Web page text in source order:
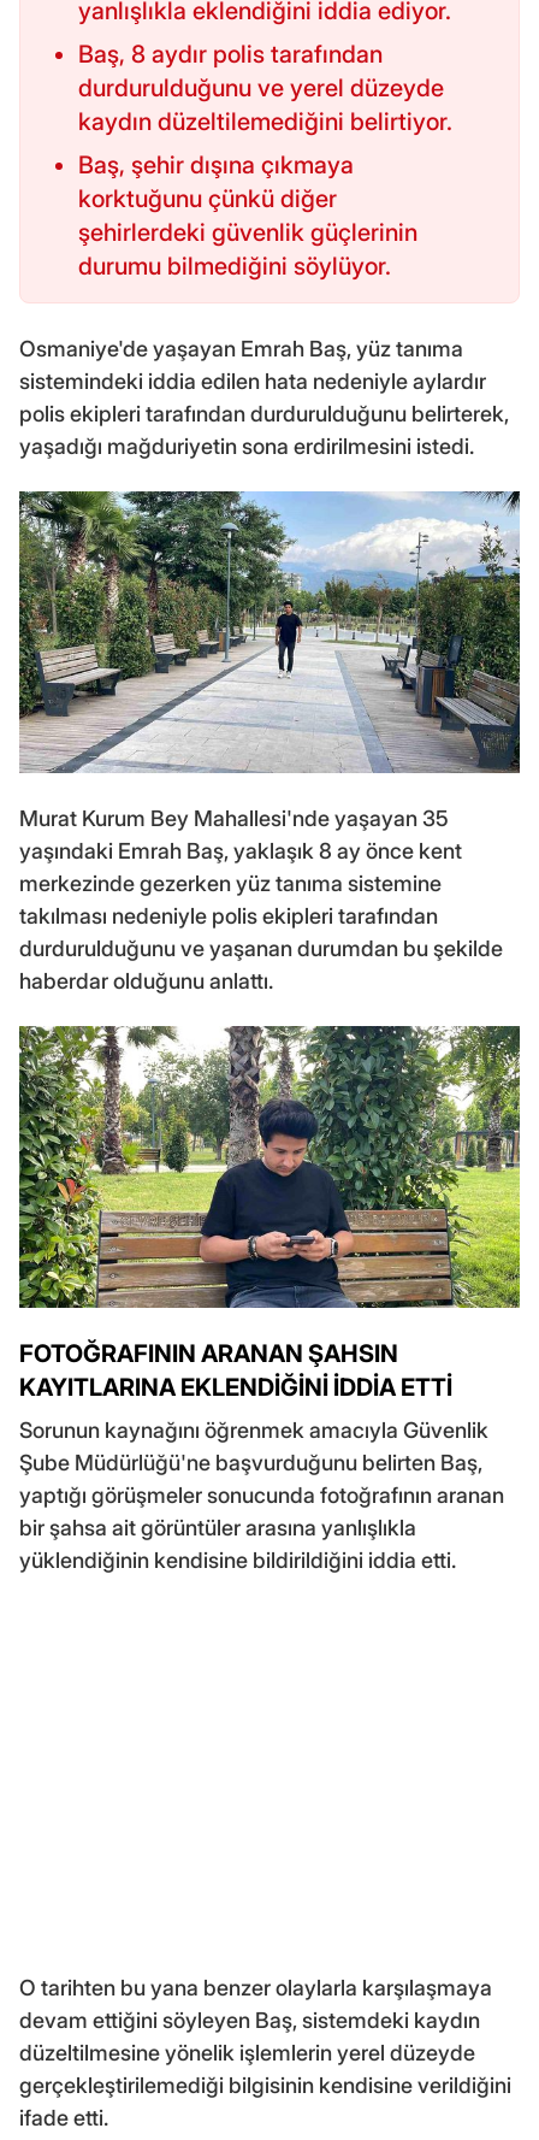
yanlışlıkla eklendiğini iddia ediyor.
Baş, 8 aydır polis tarafından
durdurulduğunu ve yerel düzeyde
kaydın düzeltilemediğini belirtiyor.
Baş, şehir dışına çıkmaya
korktuğunu çünkü diğer
şehirlerdeki güvenlik güçlerinin
durumu bilmediğini söylüyor.
Osmaniye'de yaşayan Emrah Baş, yüz tanıma
sistemindeki iddia edilen hata nedeniyle aylardır
polis ekipleri tarafından durdurulduğunu belirterek,
yaşadığı mağduriyetin sona erdirilmesini istedi.
Murat Kurum Bey Mahallesi'nde yaşayan 35
yaşındaki Emrah Baş, yaklaşık 8 ay önce kent
merkezinde gezerken yüz tanıma sistemine
takılması nedeniyle polis ekipleri tarafından
durdurulduğunu ve yaşanan durumdan bu şekilde
haberdar olduğunu anlattı.
FOTOĞRAFININ ARANAN ŞAHSIN
KAYITLARINA EKLENDİĞİNİ İDDİA ETTİ
Sorunun kaynağını öğrenmek amacıyla Güvenlik
Şube Müdürlüğü'ne başvurduğunu belirten Baş,
yaptığı görüşmeler sonucunda fotoğrafının aranan
bir şahsa ait görüntüler arasına yanlışlıkla
yüklendiğinin kendisine bildirildiğini iddia etti.
O tarihten bu yana benzer olaylarla karşılaşmaya
devam ettiğini söyleyen Baş, sistemdeki kaydın
düzeltilmesine yönelik işlemlerin yerel düzeyde
gerçekleştirilemediği bilgisinin kendisine verildiğini
ifade etti.